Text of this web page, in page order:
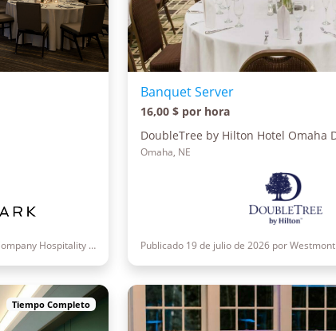
Publicado 22 de julio de 2026 por B.F. Saul Company Hospitality Group
Banquet Server
16,00 $ por hora
DoubleTree by Hilton Hotel Omaha
Omaha, NE
Publicado 19 de julio de 2026 por
Tiempo Completo